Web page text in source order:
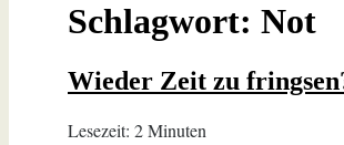
Schlagwort: Not
Wieder Zeit zu
Lesezeit: 2Minuten